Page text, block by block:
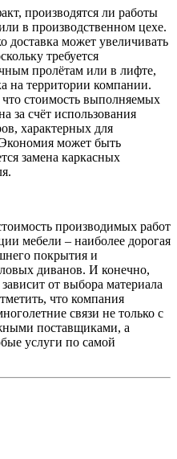
производятся ли работы
в производственном цехе.
доставка может увеличивать
требуется
пролётам или в лифте,
на территории компании.
стоимость выполняемых
за счёт использования
характерных для
может быть
замена каркасных
производимых работ
мебели – наиболее дорогая
покрытия и
диванов. И конечно,
от выбора материала
что компания
связи не только с
поставщиками, а
услуги по самой